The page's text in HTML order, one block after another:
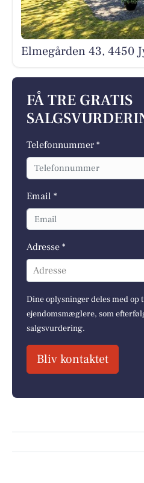
Elmegården 43, 4450
FÅ TRE GRATIS
Telefonnummer *
Email *
Adresse *
Adresse
Dine oplysninger deles med op
ejendomsmæglere, som
salgsvurdering.
Bliv kontaktet